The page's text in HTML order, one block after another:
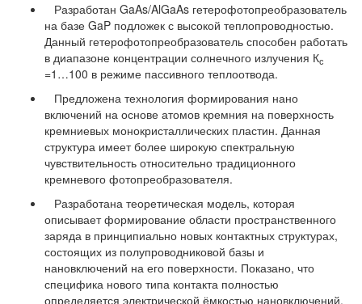
Разработан GaAs/AlGaAs гетерофотопреобразователь
на базе GaP подложек с высокой теплопроводностью.
Данный гетерофотопреобразователь способен работать
в диапазоне концентрации солнечного излучения Кс
=1…100 в режиме пассивного теплоотвода.
Предложена технология формирования нано
включений на основе атомов кремния на поверхность
кремниевых монокристаллических пластин. Данная
структура имеет более широкую спектральную
чувствительность относительно традиционного
кремневого фотопреобразователя.
Разработана теоретическая модель, которая
описывает формирование области пространственного
заряда в принципиально новых контактных структурах,
состоящих из полупроводниковой базы и
нановключений на его поверхности. Показано, что
специфика нового типа контакта полностью
определяется электрической ёмкостью нановключений.